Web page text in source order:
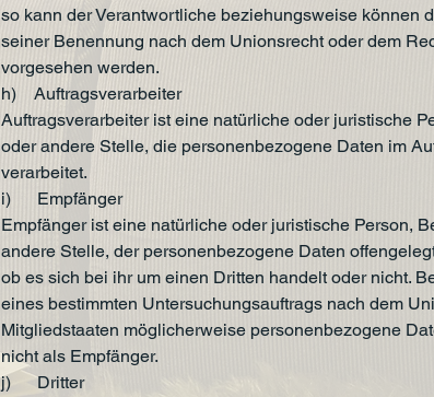
so kann der Verantwortliche beziehungsweise können
seiner Benennung nach dem Unionsrecht oder dem
vorgesehen werden.
h) Auftragsverarbeiter
Auftragsverarbeiter ist eine natürliche oder juristische
oder andere Stelle, die personenbezogene Daten im
verarbeitet.
i) Empfänger
Empfänger ist eine natürliche oder juristische Person,
andere Stelle, der personenbezogene Daten
ob es sich bei ihr um einen Dritten handelt oder nicht.
eines bestimmten Untersuchungsauftrags nach dem
Mitgliedstaaten möglicherweise personenbezogene
nicht als Empfänger.
j) Dritter